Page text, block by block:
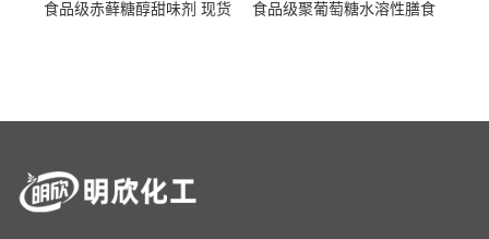
食品级赤藓糖醇甜味剂 现货
食品级聚葡萄糖水溶性膳食